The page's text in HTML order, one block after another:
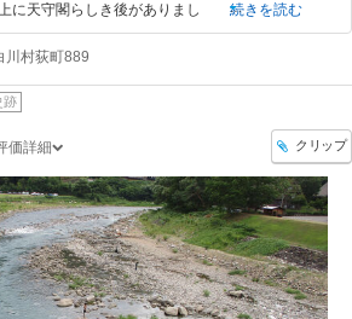
に天守閣らしき後がありまし
続きを読む
川村荻町889
跡
価詳細 クリップ